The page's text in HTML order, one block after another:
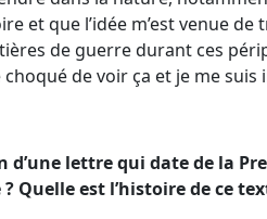
et que l’idée m’est venue
de guerre durant ces
de voir ça et je me suis
lettre qui date de la
Quelle est l’histoire de ce